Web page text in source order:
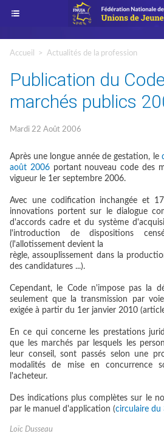
Accueil > Actualités de la profession
Publication du
marchés publics
Mardi 22 Août 2006
Après une longue année de gestation, le
août 2006 portant nouveau code des
vigueur le 1er septembre 2006.
Avec une codification inchangée et
innovations portent sur le dialogue
d'accords cadre et du système
l'introduction de dispositions
(l'allotissement devient la
règle, assouplissement dans la
des candidatures ...).
Cependant, le Code n'impose pas la
seulement que la transmission par
exigée à partir du 1er janvier 2010
En ce qui concerne les prestations
que les marchés par lesquels les
leur conseil, sont passés selon une
modalités de mise en concurrence
l'acheteur.
Des indications plus complètes sur le
par le manuel d'application (circulaire
Loïc Dusseau